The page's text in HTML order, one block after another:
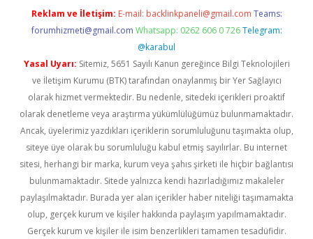
Reklam ve İletişim: E-mail: backlinkpaneli@gmail.com Teams:
forumhizmeti@gmail.com Whatsapp: 0262 606 0 726 Telegram:
@karabul
Yasal Uyarı: Sitemiz, 5651 Sayılı Kanun gereğince Bilgi Teknolojileri
ve İletişim Kurumu (BTK) tarafından onaylanmış bir Yer Sağlayıcı
olarak hizmet vermektedir. Bu nedenle, sitedeki içerikleri proaktif
olarak denetleme veya araştırma yükümlülüğümüz bulunmamaktadır.
Ancak, üyelerimiz yazdıkları içeriklerin sorumluluğunu taşımakta olup,
siteye üye olarak bu sorumluluğu kabul etmiş sayılırlar. Bu internet
sitesi, herhangi bir marka, kurum veya şahıs şirketi ile hiçbir bağlantısı
bulunmamaktadır. Sitede yalnızca kendi hazırladığımız makaleler
paylaşılmaktadır. Burada yer alan içerikler haber niteliği taşımamakta
olup, gerçek kurum ve kişiler hakkında paylaşım yapılmamaktadır.
Gerçek kurum ve kişiler ile isim benzerlikleri tamamen tesadüfidir.